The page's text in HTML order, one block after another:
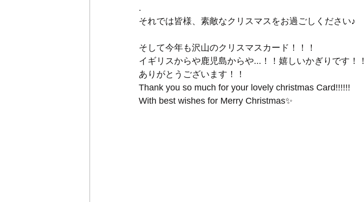
.
それでは皆様、素敵なクリスマスをお過ごしください♪
そして今年も沢山のクリスマスカード！！！
イギリスからや鹿児島からや...！！嬉しいかぎりです！！
ありがとうございます！！
Thank you so much for your lovely christmas Card!!!!!!
With best wishes for Merry Christmas✨